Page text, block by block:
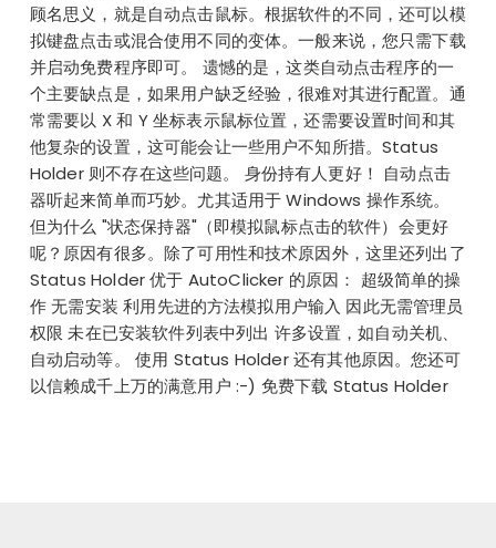
顾名思义，就是自动点击鼠标。根据软件的不同，还可以模
拟键盘点击或混合使用不同的变体。一般来说，您只需下载
并启动免费程序即可。 遗憾的是，这类自动点击程序的一
个主要缺点是，如果用户缺乏经验，很难对其进行配置。通
常需要以 X 和 Y 坐标表示鼠标位置，还需要设置时间和其
他复杂的设置，这可能会让一些用户不知所措。Status
Holder 则不存在这些问题。 身份持有人更好！ 自动点击
器听起来简单而巧妙。尤其适用于 Windows 操作系统。
但为什么 "状态保持器"（即模拟鼠标点击的软件）会更好
呢？原因有很多。除了可用性和技术原因外，这里还列出了
Status Holder 优于 AutoClicker 的原因： 超级简单的操
作 无需安装 利用先进的方法模拟用户输入 因此无需管理员
权限 未在已安装软件列表中列出 许多设置，如自动关机、
自动启动等。 使用 Status Holder 还有其他原因。您还可
以信赖成千上万的满意用户 :-) 免费下载 Status Holder